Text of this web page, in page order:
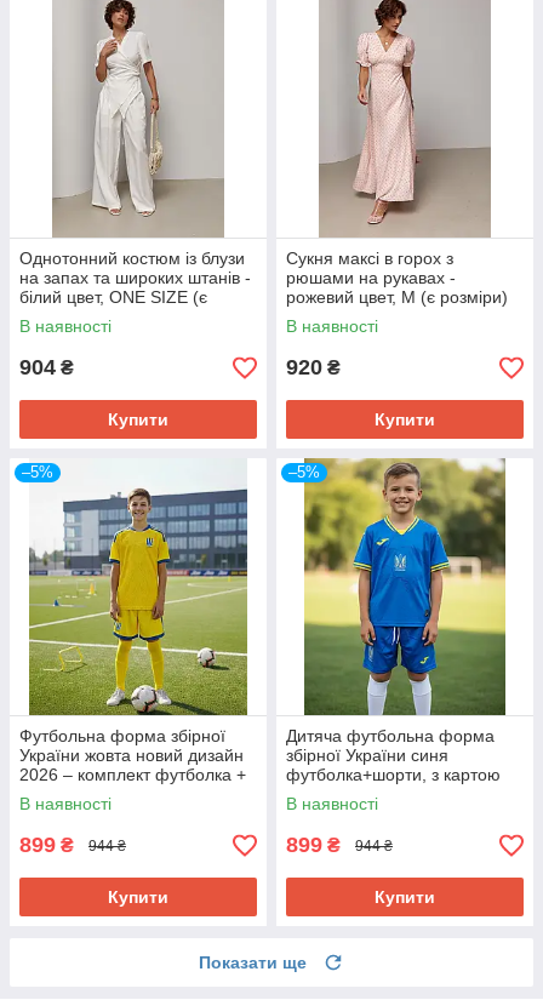
Однотонний костюм із блузи
на запах та широких штанів -
білий цвет, ONE SIZE (є
розміри)
В наявності
904 ₴
Купити
Сукня максі в горох з
рюшами на рукавах -
рожевий цвет, M (є розміри)
В наявності
920 ₴
Купити
–5%
Футбольна форма збірної
України жовта новий дизайн
2026 – комплект футболка +
шорти
В наявності
899 ₴ 944 ₴
Купити
–5%
Дитяча футбольна форма
збірної України синя
футболка+шорти, з картою
України
В наявності
899 ₴ 944 ₴
Купити
Показати ще